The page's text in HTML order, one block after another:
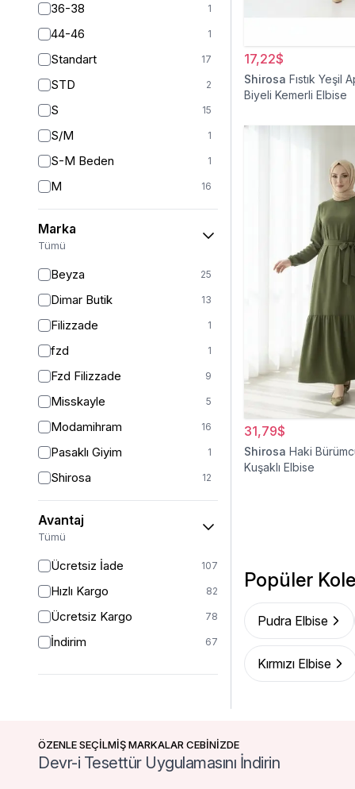
36-38 1
44-46 1
Standart 17
STD 2
S 15
S/M 1
S-M Beden 1
M 16
L 11
L-XL Beden 1
42/44
42-44
44 20
46 16
48 14
52 13
50 24
54 1
Marka
Tümü
Beyza 25
Dimar Butik 13
Filizzade 1
fzd 1
Fzd Filizzade 9
Misskayle 5
Modamihram 16
Pasaklı Giyim 1
Shirosa 12
Tuncay 8
Westbound 16
Avantaj
Tümü
Ücretsiz İade 107
Hızlı Kargo 82
Ücretsiz Kargo 78
İndirim 67
17,22$
Shirosa Fıstık Yeşil
Biyeli Kemerli Elbise
31,79$
Shirosa Haki
Kuşaklı Elbise
Popüler
Pudra Elbise
Kırmızı Elbise
ÖZENLE SEÇİLMİŞ MARKALAR CEBİNİZDE
Devr-i Tesettür Uygulamasını İndirin